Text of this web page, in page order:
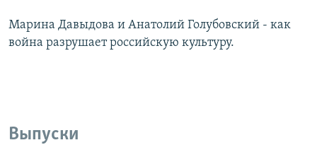
Марина Давыдова и Анатолий Голубовский - как
война разрушает российскую культуру.
Выпуски